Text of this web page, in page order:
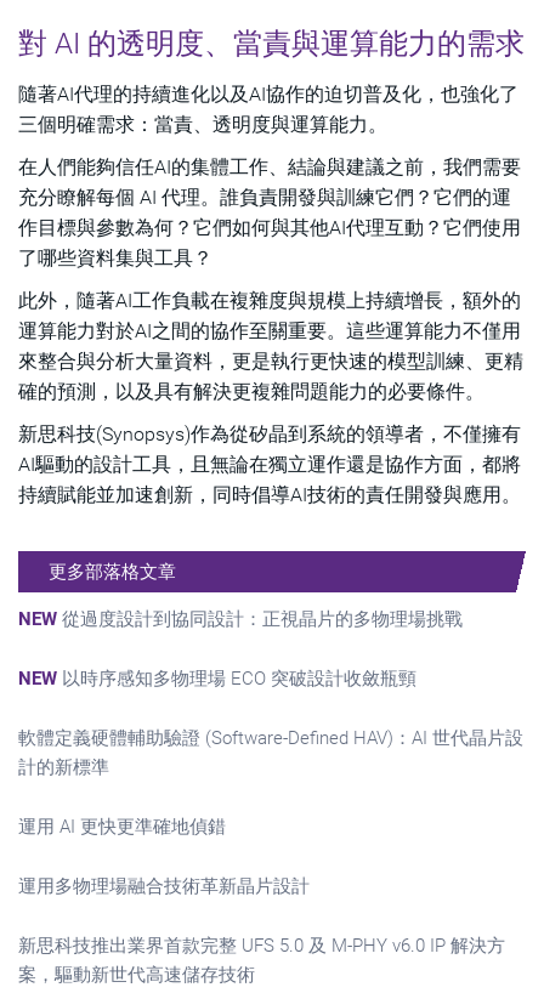
對 AI 的透明度、當責與運算能力的需求
隨著AI代理的持續進化以及AI協作的迫切普及化，也強化了
三個明確需求：當責、透明度與運算能力。
在人們能夠信任AI的集體工作、結論與建議之前，我們需要
充分瞭解每個 AI 代理。誰負責開發與訓練它們？它們的運
作目標與參數為何？它們如何與其他AI代理互動？它們使用
了哪些資料集與工具？
此外，隨著AI工作負載在複雜度與規模上持續增長，額外的
運算能力對於AI之間的協作至關重要。這些運算能力不僅用
來整合與分析大量資料，更是執行更快速的模型訓練、更精
確的預測，以及具有解決更複雜問題能力的必要條件。
新思科技(Synopsys)作為從矽晶到系統的領導者，不僅擁有
AI驅動的設計工具，且無論在獨立運作還是協作方面，都將
持續賦能並加速創新，同時倡導AI技術的責任開發與應用。
更多部落格文章
NEW 從過度設計到協同設計：正視晶片的多物理場挑戰
NEW 以時序感知多物理場 ECO 突破設計收斂瓶頸
軟體定義硬體輔助驗證 (Software-Defined HAV)：AI 世代晶片設
計的新標準
運用 AI 更快更準確地偵錯
運用多物理場融合技術革新晶片設計
新思科技推出業界首款完整 UFS 5.0 及 M-PHY v6.0 IP 解決方
案，驅動新世代高速儲存技術